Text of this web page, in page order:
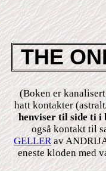
THE
(Boken er
hatt kontakter
henviser til side ti i
også kontakt til
GELLERav
eneste kloden med